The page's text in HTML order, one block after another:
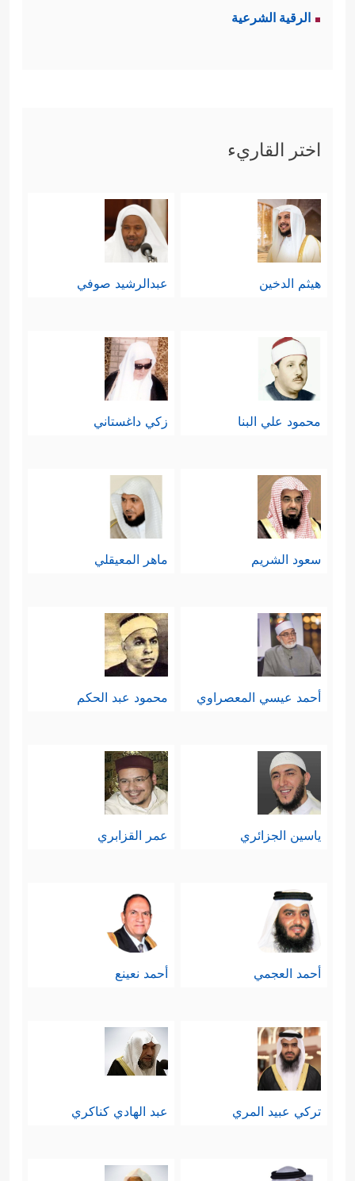
الرقية الشرعية
اختر القاريء
هيثم الدخين عبدالرشيد صوفي
محمود علي البنا زكي داغستاني
سعود الشريم ماهر المعيقلي
أحمد عيسي المعصراوي محمود عبد الحكم
ياسين الجزائري عمر القزابري
أحمد العجمي أحمد نعينع
تركي عبيد المري عبد الهادي كناكري